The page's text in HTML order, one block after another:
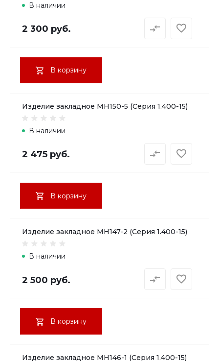
В наличии
2 300 руб.
В корзину
Изделие закладное МН150-5 (Серия 1.400-15)
В наличии
2 475 руб.
В корзину
Изделие закладное МН147-2 (Серия 1.400-15)
В наличии
2 500 руб.
В корзину
Изделие закладное МН146-1 (Серия 1.400-15)